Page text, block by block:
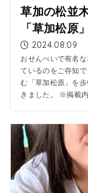
草加の松並
「草加松原
2024.08.09
おせんべいで有名
ているのをご存知
む「草加松原」を
きました。 ※掲載内